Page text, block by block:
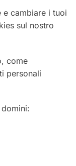
e cambiare i tuoi
sul nostro
come
personali